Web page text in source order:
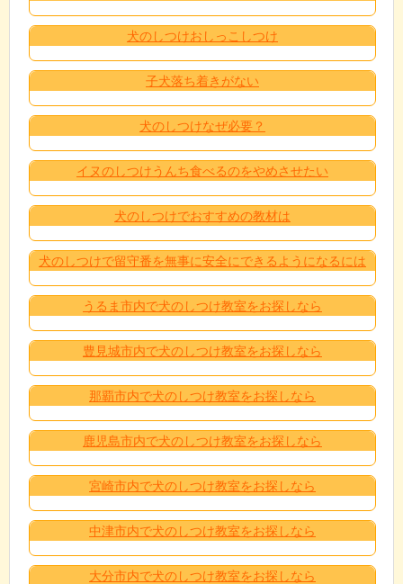
犬のしつけおしっこしつけ
子犬落ち着きがない
犬のしつけなぜ必要？
イヌのしつけうんち食べるのをやめさせたい
犬のしつけでおすすめの教材は
犬のしつけで留守番を無事に安全にできるようになるには
うるま市内で犬のしつけ教室をお探しなら
豊見城市内で犬のしつけ教室をお探しなら
那覇市内で犬のしつけ教室をお探しなら
鹿児島市内で犬のしつけ教室をお探しなら
宮崎市内で犬のしつけ教室をお探しなら
中津市内で犬のしつけ教室をお探しなら
大分市内で犬のしつけ教室をお探しなら